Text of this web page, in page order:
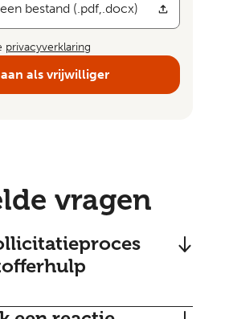
bestand (.pdf,.docx)
privacyverklaring
als vrijwilliger
vragen